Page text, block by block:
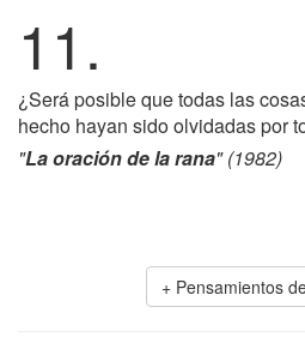
11.
¿Será posible que todas las
hecho hayan sido olvidadas por
"La oración de la rana" (1982)
+ Pensamientos